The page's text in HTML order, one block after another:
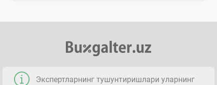
Экспертларнинг тушунтиришлари уларнинг